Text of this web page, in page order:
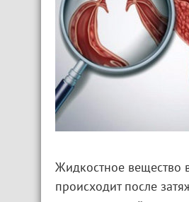
Жидкостное вещество
происходит после